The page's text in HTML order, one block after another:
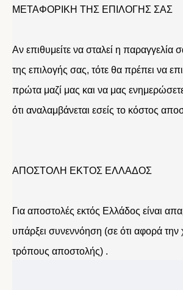
ΜΕΤΑΦΟΡΙΚΗ ΤΗΣ ΕΠΙΛΟΓΗΣ ΣΑΣ
Αν επιθυμείτε να σταλεί η παραγγελία
της επιλογής σας, τότε θα πρέπει να
πρώτα μαζί μας και να μας
ότι αναλαμβάνεται εσείς το κόστος
ΑΠΟΣΤΟΛΗ ΕΚΤΟΣ ΕΛΛΑΔΟΣ
Για αποστολές εκτός Ελλάδος είναι
υπάρξει συνεννόηση (σε ότι αφορά την
τρόπους αποστολής) .